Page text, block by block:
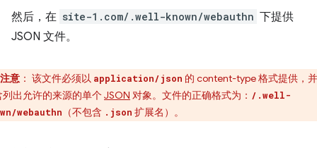
然后，在 site-1.com/.well-known/webauthn 下提供
JSON 文件。
注意 ： 该文件必须以 application/json 的 content-type 格式提供，
列出允许的来源的单个JSON 对象。文件的正确格式为： /.well-
webauthn
（不包含 .json 扩展名）。